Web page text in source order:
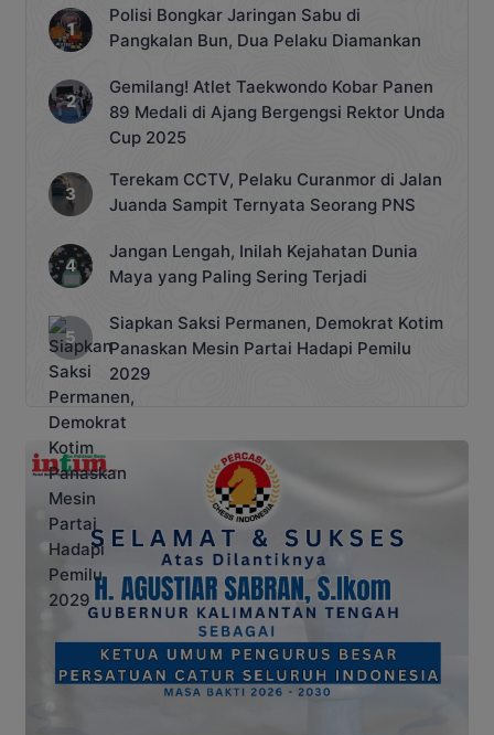
Polisi Bongkar Jaringan Sabu di
Pangkalan Bun, Dua Pelaku Diamankan
Gemilang! Atlet Taekwondo Kobar Panen
89 Medali di Ajang Bergengsi Rektor Unda
Cup 2025
Terekam CCTV, Pelaku Curanmor di Jalan
Juanda Sampit Ternyata Seorang PNS
Jangan Lengah, Inilah Kejahatan Dunia
Maya yang Paling Sering Terjadi
Siapkan Saksi Permanen, Demokrat Kotim
Panaskan Mesin Partai Hadapi Pemilu
2029